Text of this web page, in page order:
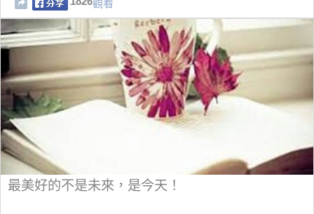
觀看
最美好的不是未來，是今天！